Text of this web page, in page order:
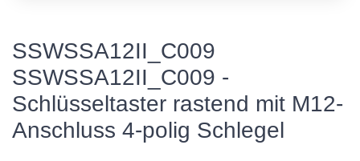
SSWSSA12II_C009
SSWSSA12II_C009 -
Schlüsseltaster rastend mit M12-
Anschluss 4-polig Schlegel